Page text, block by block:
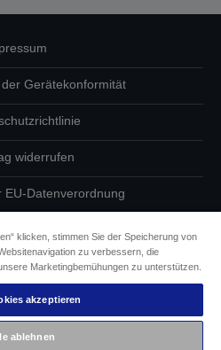
Gerätekonformität
widerrufen
EU-Datenverordnung
zu Cookies
für Barrierefreiheit
klicken, stimmen Sie der Speicherung von
zu verbessern, die
Marketingbemühungen zu unterstützen.
akzeptieren
ablehnen